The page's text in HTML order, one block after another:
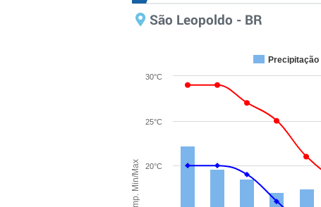
São Leopoldo - BR
Temp. Min/Max
Precipitação
20°C
25°C
30°C